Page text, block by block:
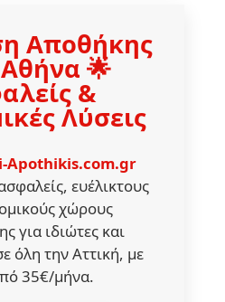
Αποθήκης
🌟
&
Λύσεις
Apothikis.com.gr
ευέλικτους
χώρους
για ιδιώτες και
όλη την Αττική, με
35€/μήνα.